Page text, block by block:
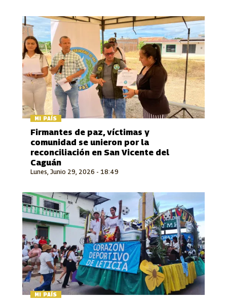
MI PAÍS
Lunes, Junio 29, 2026 - 18:49
Firmantes de paz, víctimas y
comunidad se unieron por la
reconciliación en San Vicente del
Caguán
MI PAÍS